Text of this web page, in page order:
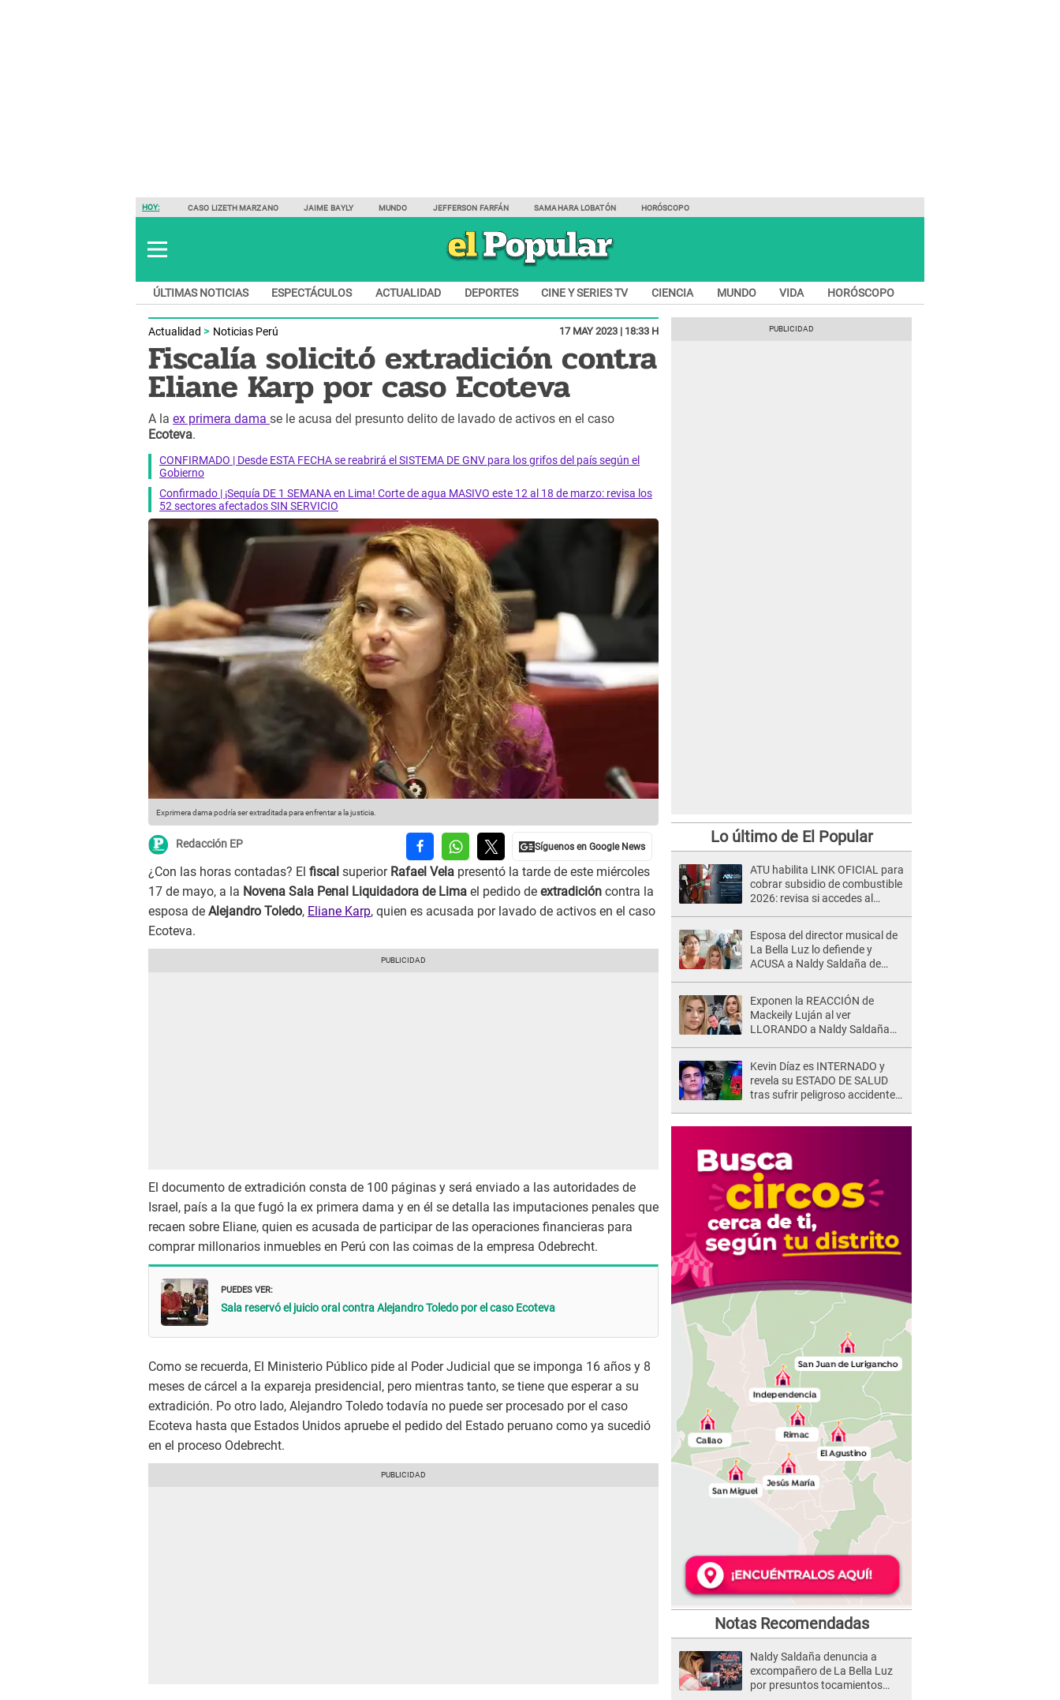
HOY: CASO LIZETH MARZANO JAIME BAYLY MUNDO JEFFERSON FARFÁN SAMAHARA LOBATÓN HORÓSCOPO
ÚLTIMAS NOTICIAS ESPECTÁCULOS ACTUALIDAD DEPORTES CINE Y SERIES TV CIENCIA MUNDO VIDA HORÓSCOPO
Actualidad Noticias Perú 17 MAY 2023 | 18:33 H
Fiscalía solicitó extradición contra
Eliane Karp por caso Ecoteva
A la ex primera dama se le acusa del presunto delito de lavado de activos en el caso
Ecoteva.
CONFIRMADO | Desde ESTA FECHA se reabrirá el SISTEMA DE GNV para los grifos del país según el
Gobierno
Confirmado | ¡Sequía DE 1 SEMANA en Lima! Corte de agua MASIVO este 12 al 18 de marzo: revisa los
52 sectores afectados SIN SERVICIO
Exprimera dama podría ser extraditada para enfrentar a la justicia.
Redacción EP
¿Con las horas contadas? El fiscal superior Rafael Vela presentó la tarde de este miércoles
17 de mayo, a la Novena Sala Penal Liquidadora de Lima el pedido de extradición contra la
esposa de Alejandro Toledo, Eliane Karp, quien es acusada por lavado de activos en el caso
Ecoteva.
El documento de extradición consta de 100 páginas y será enviado a las autoridades de
Israel, país a la que fugó la ex primera dama y en él se detalla las imputaciones penales que
recaen sobre Eliane, quien es acusada de participar de las operaciones financieras para
comprar millonarios inmuebles en Perú con las coimas de la empresa Odebrecht.
PUEDES VER:
Sala reservó el juicio oral contra Alejandro Toledo por el caso Ecoteva
Como se recuerda, El Ministerio Público pide al Poder Judicial que se imponga 16 años y 8
meses de cárcel a la expareja presidencial, pero mientras tanto, se tiene que esperar a su
extradición. Po otro lado, Alejandro Toledo todavía no puede ser procesado por el caso
Ecoteva hasta que Estados Unidos apruebe el pedido del Estado peruano como ya sucedió
en el proceso Odebrecht.
Lo último de El Popular
ATU habilita LINK OFICIAL para
cobrar subsidio de combustible
2026: revisa si accedes al
Esposa del director musical de
La Bella Luz lo defiende y
ACUSA a Naldy Saldaña de
Exponen la REACCIÓN de
Mackeily Luján al ver
LLORANDO a Naldy Saldaña
Kevin Díaz es INTERNADO y
revela su ESTADO DE SALUD
tras sufrir peligroso accidente
Notas Recomendadas
Naldy Saldaña denuncia a
excompañero de La Bella Luz
por presuntos tocamientos